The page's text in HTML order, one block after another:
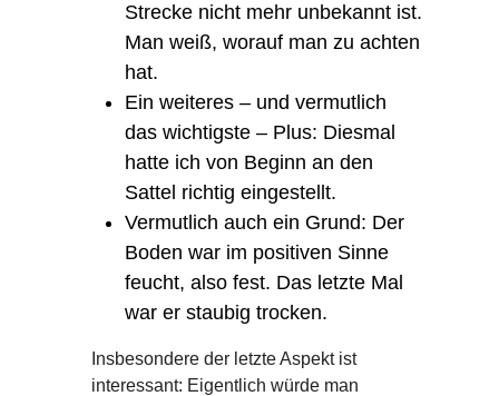
Strecke nicht mehr unbekannt ist.
Man weiß, worauf man zu achten
hat.
Ein weiteres – und vermutlich
das wichtigste – Plus: Diesmal
hatte ich von Beginn an den
Sattel richtig eingestellt.
Vermutlich auch ein Grund: Der
Boden war im positiven Sinne
feucht, also fest. Das letzte Mal
war er staubig trocken.
Insbesondere der letzte Aspekt ist
interessant: Eigentlich würde man